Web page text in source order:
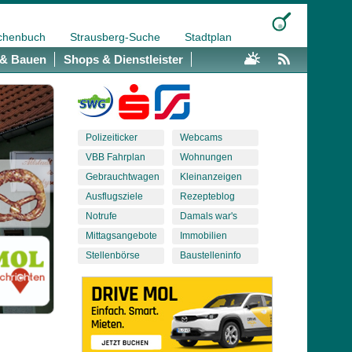
Strausberg-Suche Stadtplan
Bauen Shops & Dienstleister
Polizeiticker
VBB Fahrplan
Gebrauchtwagen
Ausflugsziele
Notrufe
Mittagsangebote
Stellenbörse
Webcams
Wohnungen
Kleinanzeigen
Rezepteblog
Damals war's
Immobilien
Baustelleninfo